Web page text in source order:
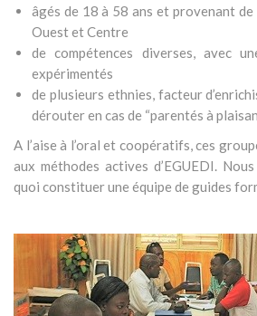
âgés de 18 à 58 ans et provenant de
Ouest et Centre
de compétences diverses, avec
expérimentés
de plusieurs ethnies, facteur
dérouter en cas de “parentés à
A l’aise à l’oral et coopératifs, ces
aux méthodes actives d’EGUEDI.
quoi constituer une équipe de guides